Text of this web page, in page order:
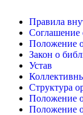
Правила
Соглашение
Положение
Закон о
Устав
Структура
Положение
Положение